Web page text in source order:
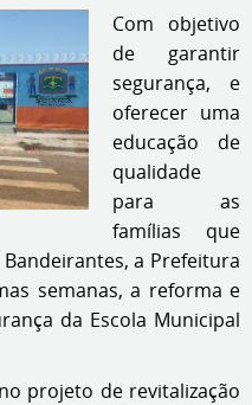
Com objetivo
de garantir
segurança, e
oferecer uma
educação de
qualidade
para as
famílias que
a Prefeitura
semanas, a reforma e
da Escola Municipal
projeto de revitalização